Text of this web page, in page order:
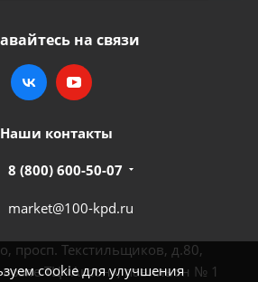
cookie для улучшения
на связи
Наши контакты
8 (800) 600-50-07
market@100-kpd.ru
просп. Текстильщиков, д.80,
ТЦ «Аксон», павильон № 1